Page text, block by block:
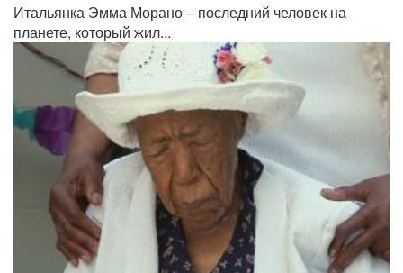
Итальянка Эмма Морано – последний человек на
планете, который жил...